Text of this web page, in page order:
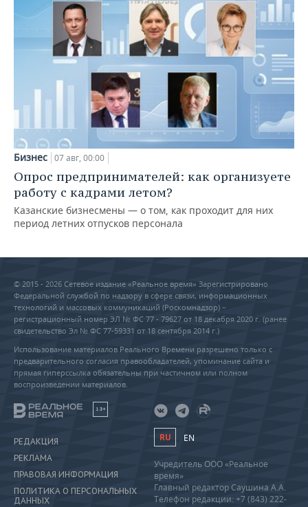
Бизнес 07 авг, 00:00
Опрос предпринимателей: как организуете
работу с кадрами летом?
Казанские бизнесмены — о том, как проходит для них
период летних отпусков персонала
© 2015 - 2026 Сетевое издание «Реальное время» Зарегистрировано
Федеральной службой по надзору в сфере связи, информационных
технологий и массовых коммуникаций (Роскомнадзор) –
регистрационный номер ЭЛ № ФС 77 - 79627 от 18 декабря 2020 г. (ранее
свидетельство Эл № ФС 77-59331 от 18 сентября 2014 г.)
Использование материалов Реального Времени разрешено только с
предварительного согласия правообладателей, упоминание сайта и
прямая гиперссылка обязательны при частичном или полном
воспроизведении материалов.
18+
РЕДАКЦИЯ
РЕКЛАМА
ПРАВОВАЯ ИНФОРМАЦИЯ
ПОЛИТИКА О ПЕРСОНАЛЬНЫХ
ДАННЫХ
RU EN
Учредитель ООО «Реальное
время»
Главный редактор Саушина А.А.
Телефон редакции: +7 (843) 222-